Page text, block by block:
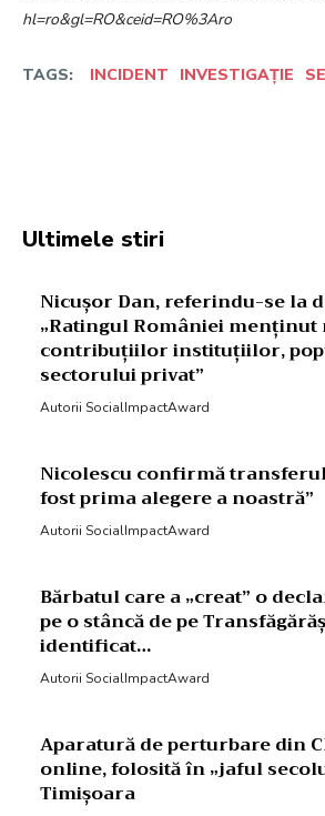
hl=ro&gl=RO&ceid=RO%3Aro
TAGS: INCIDENT INVESTIGAȚIE
Ultimele stiri
Nicușor Dan, referindu-se la
„Ratingul României
contribuțiilor instituțiilor,
sectorului privat”
Autorii SocialImpactAward
Nicolescu confirmă
fost prima alegere a noastră”
Autorii SocialImpactAward
Bărbatul care a „creat” o
pe o stâncă de pe
identificat…
Autorii SocialImpactAward
Aparatură de perturbare din
online, folosită în „jaful
Timișoara